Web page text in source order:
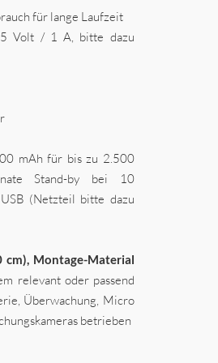
für lange Laufzeit
5 Volt / 1 A, bitte dazu
mAh für bis zu 2.500
Stand-by bei 10
(Netzteil bitte dazu
cm), Montage-Material
relevant oder passend
Überwachung, Micro
betrieben